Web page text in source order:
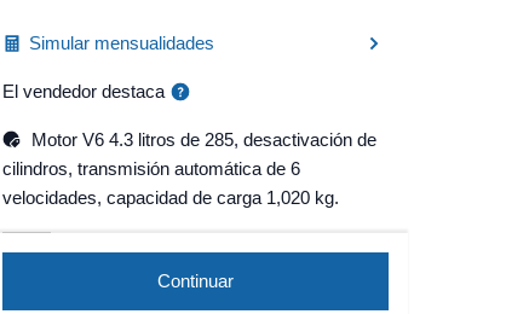
Simular mensualidades
El vendedor destaca
Motor V6 4.3 litros de 285, desactivación de
cilindros, transmisión automática de 6
velocidades, capacidad de carga 1,020 kg.
Continuar